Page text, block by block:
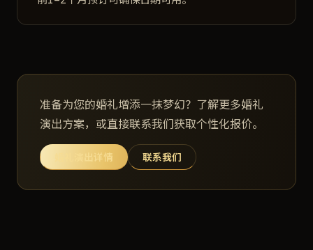
准备为您的婚礼增添一抹梦幻？了解更多婚礼
演出方案，或直接联系我们获取个性化报价。
婚礼演出详情 联系我们